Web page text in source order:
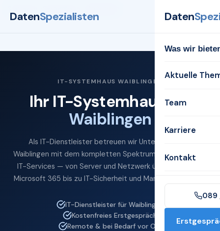
DatenSpezialisten Daten
Was wir
Aktuelle
Team
Karriere
Kontakt
089
IT-SYSTEMHAUS WAIBLINGEN
Ihr IT-Systemhaus für
Waiblingen
Als IT-Dienstleister betreuen wir Unternehmen in
Waiblingen mit dem kompletten Spektrum professioneller
IT-Services — von Server und Netzwerk über Cloud und
Microsoft 365 bis zu IT-Sicherheit und Managed Services.
IT-Dienstleister für Waiblingen
Kostenfreies Erstgespräch
Remote & bei Bedarf vor Ort